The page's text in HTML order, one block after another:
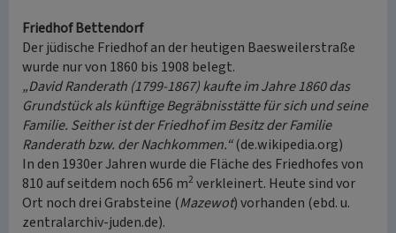
Friedhof Bettendorf
Der jüdische Friedhof an der heutigen Baesweilerstraße
wurde nur von 1860 bis 1908 belegt.
„David Randerath (1799-1867) kaufte im Jahre 1860 das
Grundstück als künftige Begräbnisstätte für sich und seine
Familie. Seither ist der Friedhof im Besitz der Familie
Randerath bzw. der Nachkommen.“(de.wikipedia.org)
In den 1930er Jahren wurde die Fläche des Friedhofes von
810 auf seitdem noch 656 m2verkleinert. Heute sind vor
Ort noch drei Grabsteine (Mazewot) vorhanden (ebd. u.
zentralarchiv-juden.de).